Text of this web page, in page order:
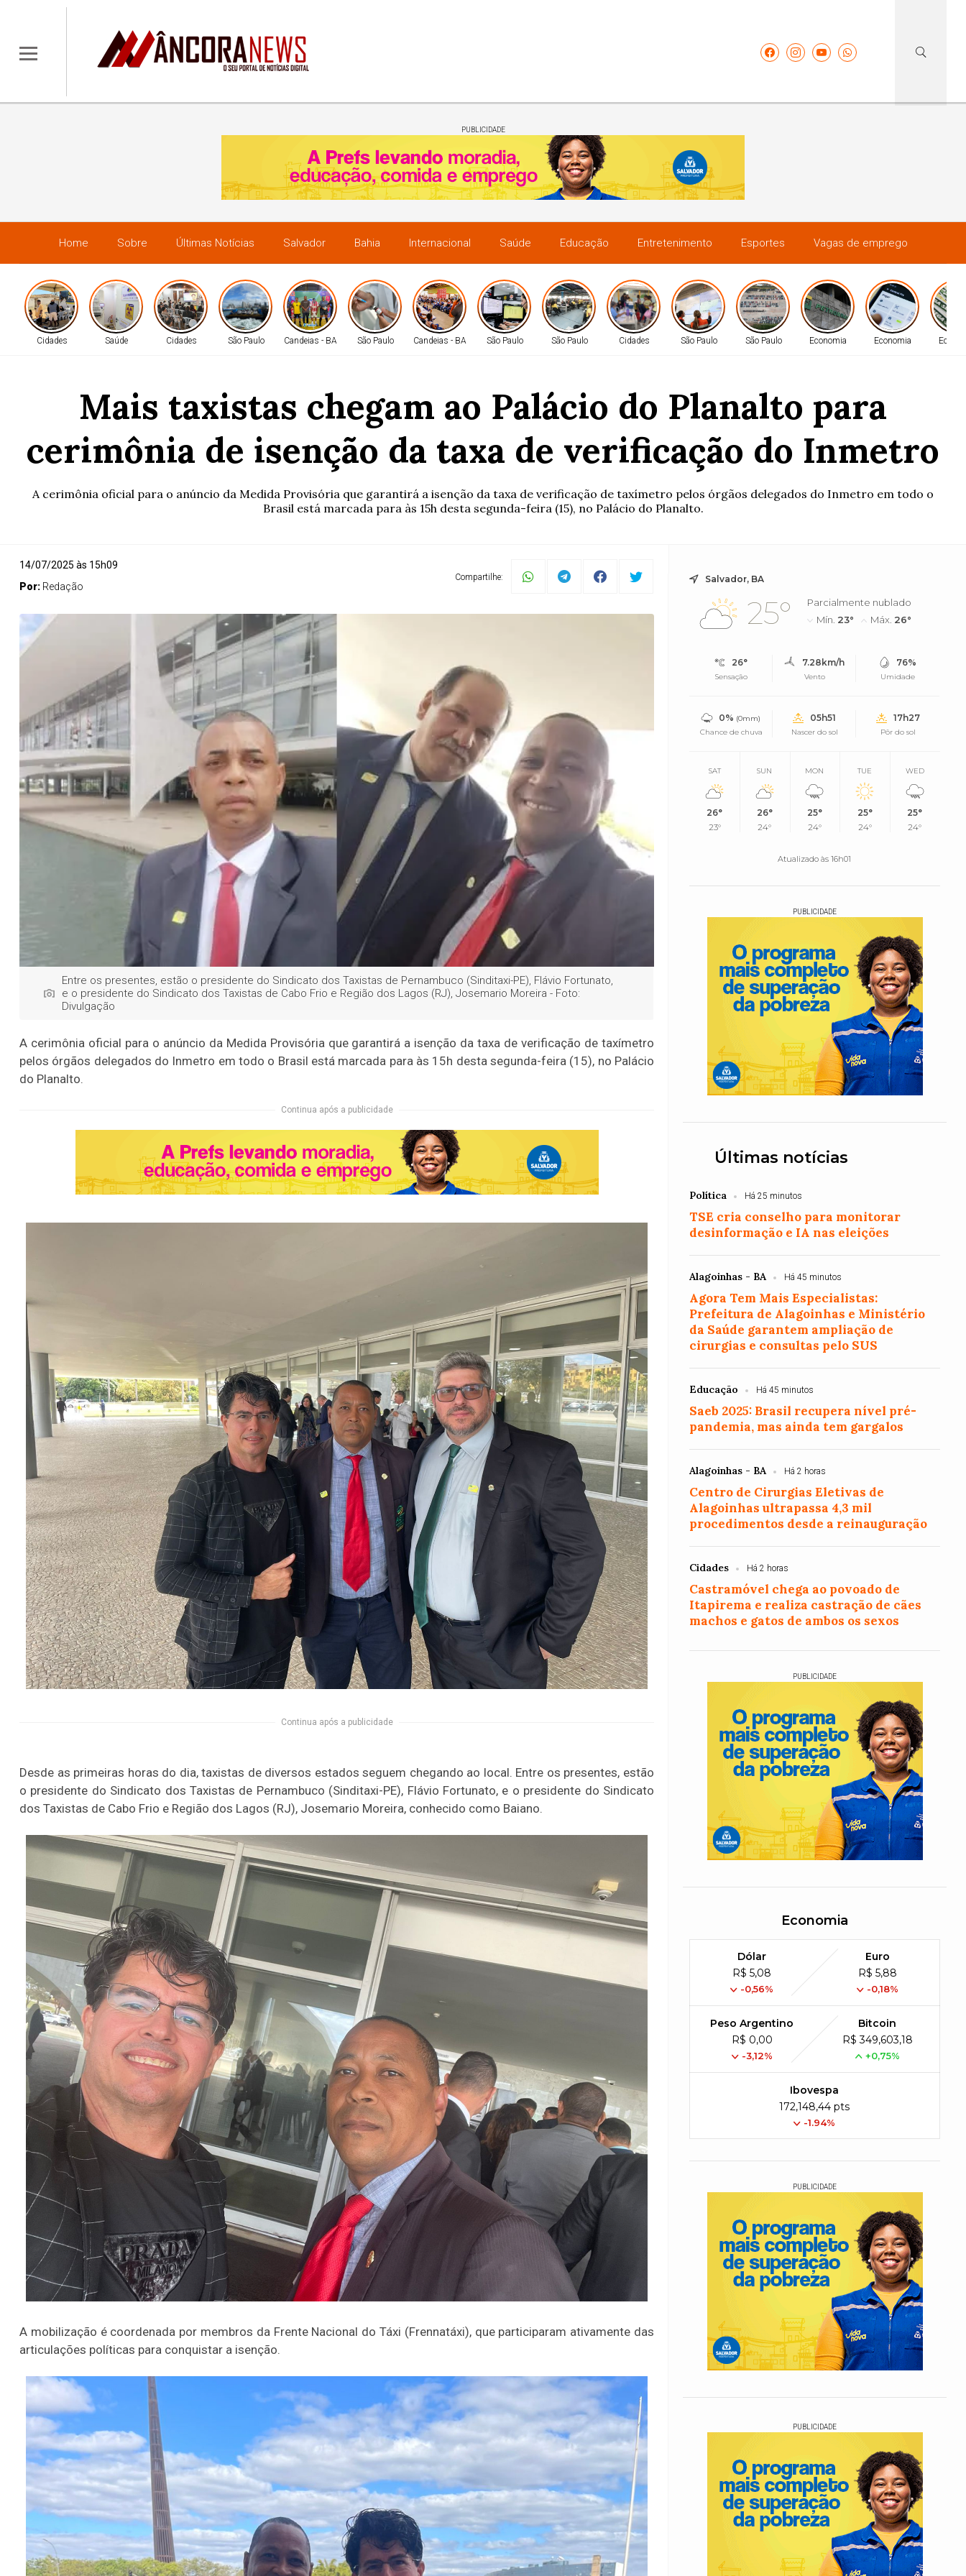
PUBLICIDADE
Home Sobre Últimas Notícias Salvador Bahia Internacional Saúde Educação Entretenimento Esportes Vagas de emprego
Cidades Saúde Cidades São Paulo Candeias - BA São Paulo Candeias - BA São Paulo São Paulo Cidades São Paulo São Paulo Economia Economia
Mais taxistas chegam ao Palácio do Planalto para
cerimônia de isenção da taxa de verificação do Inmetro
A cerimônia oficial para o anúncio da Medida Provisória que garantirá a isenção da taxa de verificação de taxímetro pelos órgãos delegados do Inmetro em todo o
Brasil está marcada para às 15h desta segunda-feira (15), no Palácio do Planalto.
14/07/2025 às 15h09
Por: Redação
Compartilhe:
Entre os presentes, estão o presidente do Sindicato dos Taxistas de Pernambuco (Sinditaxi-PE), Flávio Fortunato,
e o presidente do Sindicato dos Taxistas de Cabo Frio e Região dos Lagos (RJ), Josemario Moreira - Foto:
Divulgação
A cerimônia oficial para o anúncio da Medida Provisória que garantirá a isenção da taxa de verificação de taxímetro
pelos órgãos delegados do Inmetro em todo o Brasil está marcada para às 15h desta segunda-feira (15), no Palácio
do Planalto.
Continua após a publicidade
Continua após a publicidade
Desde as primeiras horas do dia, taxistas de diversos estados seguem chegando ao local. Entre os presentes, estão
o presidente do Sindicato dos Taxistas de Pernambuco (Sinditaxi-PE), Flávio Fortunato, e o presidente do Sindicato
dos Taxistas de Cabo Frio e Região dos Lagos (RJ), Josemario Moreira, conhecido como Baiano.
A mobilização é coordenada por membros da Frente Nacional do Táxi (Frennatáxi), que participaram ativamente das
articulações políticas para conquistar a isenção.
Salvador, BA
25°
Parcialmente nublado
Mín. 23° Máx. 26°
26°
Sensação
7.28km/h
Vento
76%
Umidade
0% (0mm)
Chance de chuva
05h51
Nascer do sol
17h27
Pôr do sol
SAT
26°
23°
SUN
26°
24°
MON
25°
24°
TUE
25°
24°
WED
25°
24°
Atualizado às 16h01
PUBLICIDADE
Últimas notícias
Política Há 25 minutos
TSE cria conselho para monitorar
desinformação e IA nas eleições
Alagoinhas - BA Há 45 minutos
Agora Tem Mais Especialistas:
Prefeitura de Alagoinhas e Ministério
da Saúde garantem ampliação de
cirurgias e consultas pelo SUS
Educação Há 45 minutos
Saeb 2025: Brasil recupera nível pré-
pandemia, mas ainda tem gargalos
Alagoinhas - BA Há 2 horas
Centro de Cirurgias Eletivas de
Alagoinhas ultrapassa 4,3 mil
procedimentos desde a reinauguração
Cidades Há 2 horas
Castramóvel chega ao povoado de
Itapirema e realiza castração de cães
machos e gatos de ambos os sexos
PUBLICIDADE
Economia
Dólar
R$ 5,08
-0,56%
Euro
R$ 5,88
-0,18%
Peso Argentino
R$ 0,00
-3,12%
Bitcoin
R$ 349,603,18
+0,75%
Ibovespa
172,148,44 pts
-1.94%
PUBLICIDADE
PUBLICIDADE